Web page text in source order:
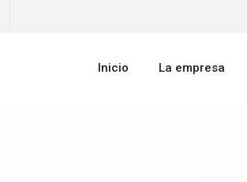
Inicio La empresa